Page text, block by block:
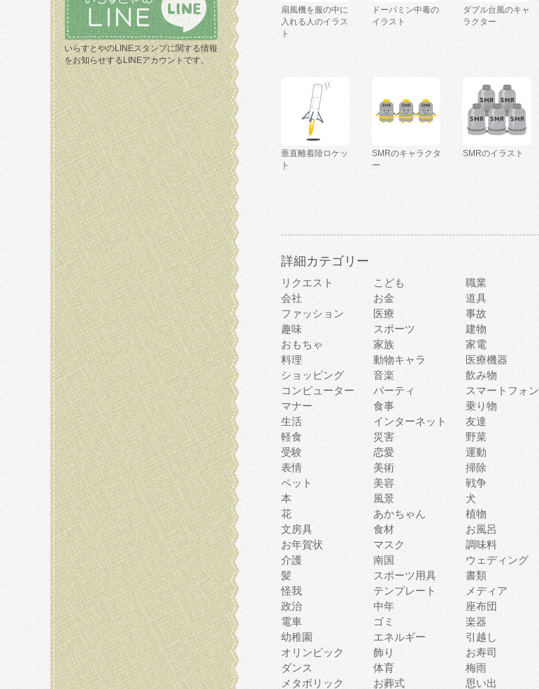
いらすとやのLINEスタンプに関する情報
をお知らせするLINEアカウントです。
扇風機を服の中に
入れる人のイラス
ト
ドーパミン中毒の
イラスト
ダブル台風のキャ
ラクター
垂直離着陸ロケッ
ト
SMRのキャラクタ
ー
SMRのイラスト
詳細カテゴリー
リクエスト こども 職業
会社
お金 道具
ファッション
医療 事故
趣味
スポーツ 建物
おもちゃ
家族 家電
料理
動物キャラ 医療機器
ショッピング
音楽 飲み物
コンピューター
パーティ スマートフォン
マナー
食事 乗り物
生活
インターネット 友達
軽食
災害 野菜
受験
恋愛 運動
表情
美術 掃除
ペット
美容 戦争
本
風景 犬
花
あかちゃん 植物
文房具
食材 お風呂
お年賀状
マスク 調味料
介護
南国 ウェディング
髪
スポーツ用具 書類
怪我
テンプレート メディア
政治
中年 座布団
電車
ゴミ 楽器
幼稚園
エネルギー 引越し
オリンピック
飾り お寿司
ダンス
体育 梅雨
メタボリック
お葬式 思い出